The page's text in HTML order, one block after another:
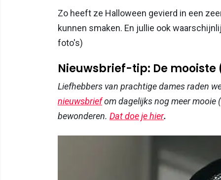
Zo heeft ze Halloween gevierd in een
kunnen smaken. En jullie ook
foto's)
Nieuwsbrief-tip: De
Liefhebbers van prachtige dames raden
nieuwsbriefom dagelijks nog meer mooie
bewonderen. Dat doe je hier.